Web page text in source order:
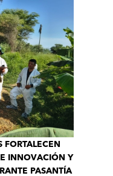
FORTALECEN
INNOVACIÓN Y
PASANTÍA